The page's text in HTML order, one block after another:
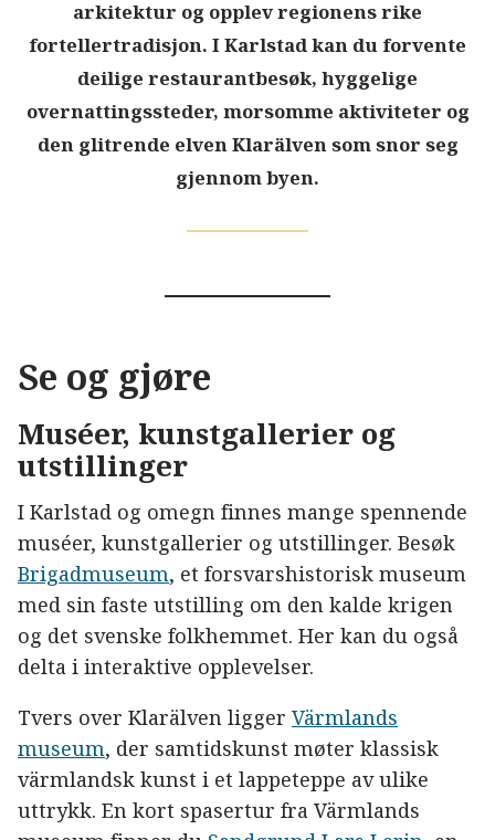
arkitektur og opplev regionens rike
fortellertradisjon. I Karlstad kan du forvente
deilige restaurantbesøk, hyggelige
overnattingssteder, morsomme aktiviteter og
den glitrende elven Klarälven som snor seg
gjennom byen.
Se og gjøre
Muséer, kunstgallerier og
utstillinger
I Karlstad og omegn finnes mange spennende
muséer, kunstgallerier og utstillinger. Besøk
Brigadmuseum, et forsvarshistorisk museum
med sin faste utstilling om den kalde krigen
og det svenske folkhemmet. Her kan du også
delta i interaktive opplevelser.
Tvers over Klarälven ligger Värmlands
museum, der samtidskunst møter klassisk
värmlandsk kunst i et lappeteppe av ulike
uttrykk. En kort spasertur fra Värmlands